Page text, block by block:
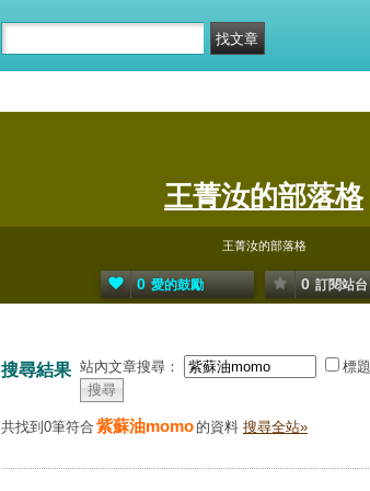
王菁汝的部落格
王菁汝的部落格
0 愛的鼓勵 0 訂閱站台
搜尋結果 站內文章搜尋： 標題
共找到0筆符合 紫蘇油momo 的資料 搜尋全站»